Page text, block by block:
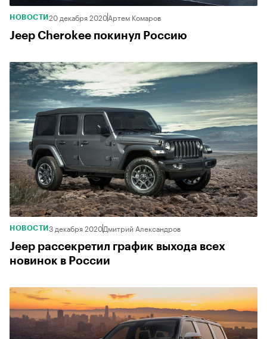
НОВОСТИ 20 декабря 2020Артем Комаров
Jeep Cherokee покинул Россию
НОВОСТИ 3 декабря 2020Дмитрий Александров
Jeep рассекретил график выхода всех
новинок в России